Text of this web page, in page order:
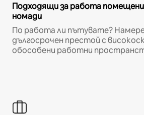
Подходящи за работа
номади
По работа ли пътувате?
дългосрочен престой с
обособени работни